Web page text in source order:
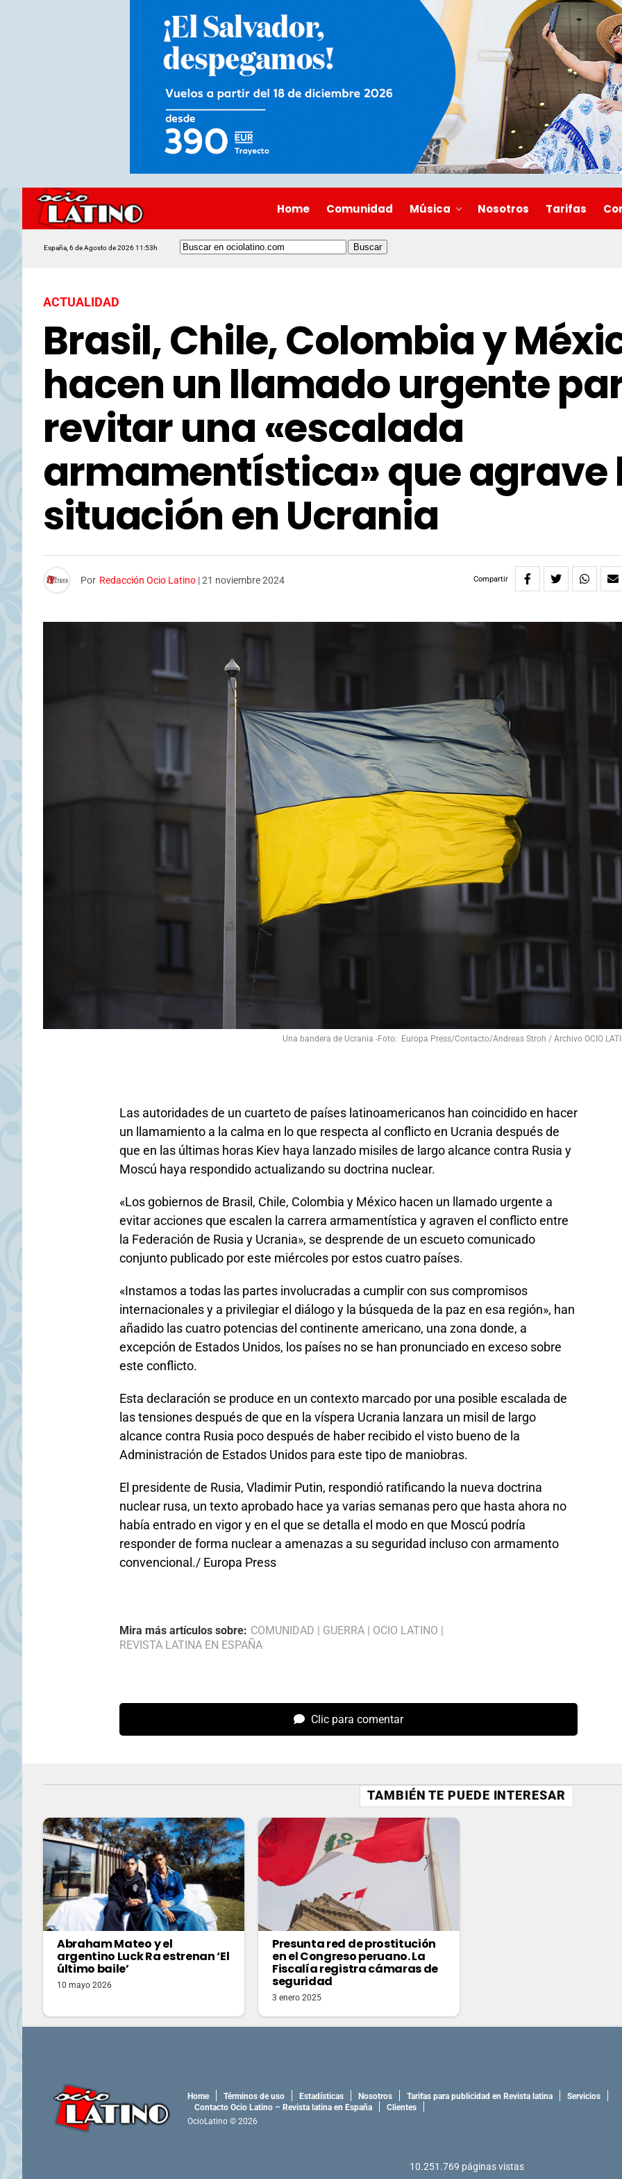
Home Comunidad Música Nosotros Tarifas
España, 6 de Agosto de 2026 11:53h
ACTUALIDAD
Brasil, Chile, Colombia y
hacen un llamado urgente
revitar una «escalada
armamentística» que agrave
situación en Ucrania
Por Redacción Ocio Latino |21 noviembre 2024 Compartir
Una bandera de Ucrania -Foto: Europa Press/Contacto/Andreas Stroh / Archivo OCIO
Las autoridades de un cuarteto de países latinoamericanos han coincidido en hacer
un llamamiento a la calma en lo que respecta al conflicto en Ucrania después de
que en las últimas horas Kiev haya lanzado misiles de largo alcance contra Rusia y
Moscú haya respondido actualizando su doctrina nuclear.
«Los gobiernos de Brasil, Chile, Colombia y México hacen un llamado urgente a
evitar acciones que escalen la carrera armamentística y agraven el conflicto entre
la Federación de Rusia y Ucrania», se desprende de un escueto comunicado
conjunto publicado por este miércoles por estos cuatro países.
«Instamos a todas las partes involucradas a cumplir con sus compromisos
internacionales y a privilegiar el diálogo y la búsqueda de la paz en esa región», han
añadido las cuatro potencias del continente americano, una zona donde, a
excepción de Estados Unidos, los países no se han pronunciado en exceso sobre
este conflicto.
Esta declaración se produce en un contexto marcado por una posible escalada de
las tensiones después de que en la víspera Ucrania lanzara un misil de largo
alcance contra Rusia poco después de haber recibido el visto bueno de la
Administración de Estados Unidos para este tipo de maniobras.
El presidente de Rusia, Vladimir Putin, respondió ratificando la nueva doctrina
nuclear rusa, un texto aprobado hace ya varias semanas pero que hasta ahora no
había entrado en vigor y en el que se detalla el modo en que Moscú podría
responder de forma nuclear a amenazas a su seguridad incluso con armamento
convencional./ Europa Press
Mira más artículos sobre: COMUNIDAD GUERRA OCIO LATINO
REVISTA LATINA EN ESPAÑA
Clic para comentar
TAMBIÉN TE PUEDE INTERESAR
Abraham Mateo y el
argentino Luck Ra estrenan ‘El
último baile’
10 mayo 2026
Presunta red de prostitución
en el Congreso peruano. La
Fiscalía registra cámaras de
seguridad
3 enero 2025
Home Términos de uso Estadísticas Nosotros Tarifas para publicidad en Revista latina
Servicios
Contacto Ocio Latino – Revista latina en España
Clientes
OcioLatino © 2026
10.251.769 páginas vistas